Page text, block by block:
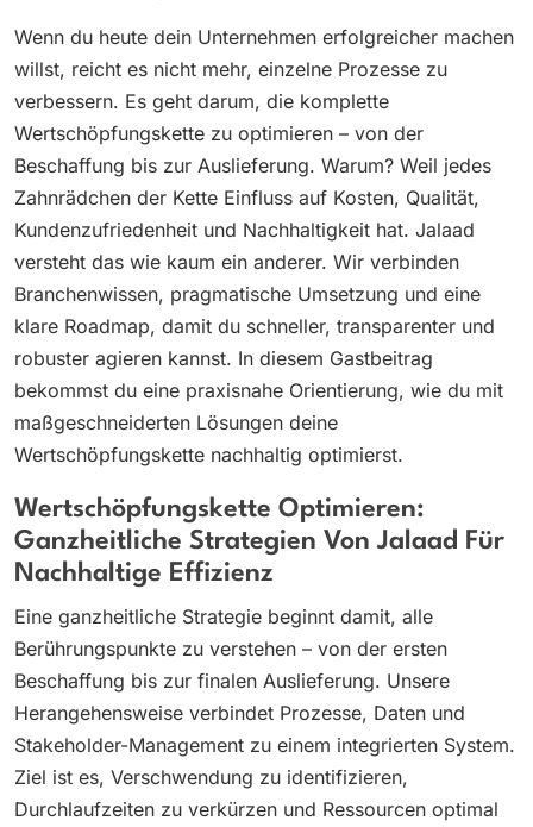
Wenn du heute dein Unternehmen erfolgreicher machen
willst, reicht es nicht mehr, einzelne Prozesse zu
verbessern. Es geht darum, die komplette
Wertschöpfungskette zu optimieren – von der
Beschaffung bis zur Auslieferung. Warum? Weil jedes
Zahnrädchen der Kette Einfluss auf Kosten, Qualität,
Kundenzufriedenheit und Nachhaltigkeit hat. Jalaad
versteht das wie kaum ein anderer. Wir verbinden
Branchenwissen, pragmatische Umsetzung und eine
klare Roadmap, damit du schneller, transparenter und
robuster agieren kannst. In diesem Gastbeitrag
bekommst du eine praxisnahe Orientierung, wie du mit
maßgeschneiderten Lösungen deine
Wertschöpfungskette nachhaltig optimierst.
Wertschöpfungskette Optimieren:
Ganzheitliche Strategien Von Jalaad Für
Nachhaltige Effizienz
Eine ganzheitliche Strategie beginnt damit, alle
Berührungspunkte zu verstehen – von der ersten
Beschaffung bis zur finalen Auslieferung. Unsere
Herangehensweise verbindet Prozesse, Daten und
Stakeholder-Management zu einem integrierten System.
Ziel ist es, Verschwendung zu identifizieren,
Durchlaufzeiten zu verkürzen und Ressourcen optimal